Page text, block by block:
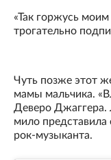
«Так горжусь
трогательно
Чуть позже этот
мамы мальчика.
Деверо Джаггера.
мило представила
рок-музыканта.